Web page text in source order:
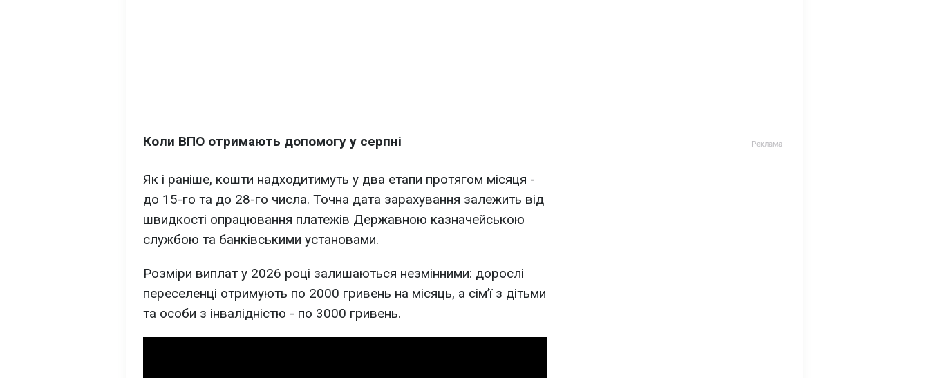
Коли ВПО отримають допомогу у серпні
Як і раніше, кошти надходитимуть у два етапи протягом місяця -
до 15-го та до 28-го числа. Точна дата зарахування залежить від
швидкості опрацювання платежів Державною казначейською
службою та банківськими установами.
Розміри виплат у 2026 році залишаються незмінними: дорослі
переселенці отримують по 2000 гривень на місяць, а сімʼї з дітьми
та особи з інвалідністю - по 3000 гривень.